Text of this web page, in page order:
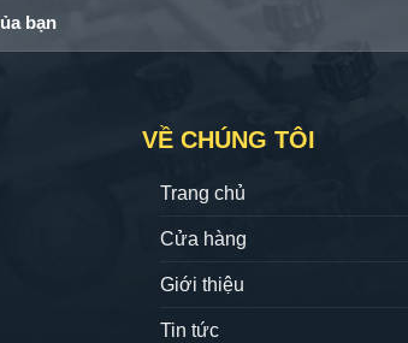
VỀ CHÚNG TÔI
Trang chủ
Cửa hàng
Giới thiệu
Tin tức